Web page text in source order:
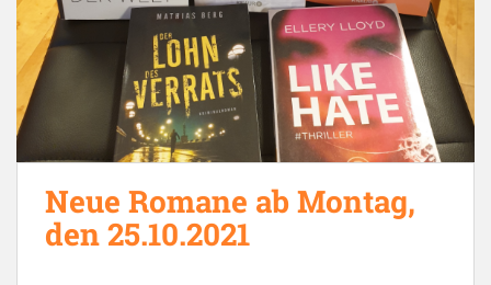
Neue Romane ab Montag,
den 25.10.2021